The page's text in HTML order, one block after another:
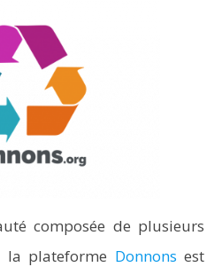
composée de plusieurs
la plateforme Donnons est